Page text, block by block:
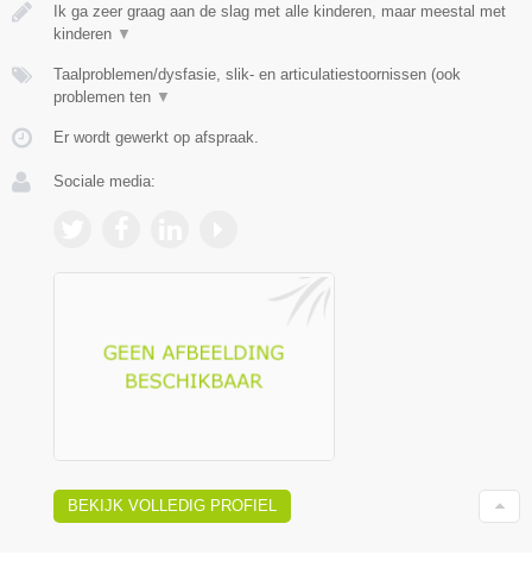
Ik ga zeer graag aan de slag met alle kinderen, maar meestal met
kinderen ▼
Taalproblemen/dysfasie, slik- en articulatiestoornissen (ook
problemen ten ▼
Er wordt gewerkt op afspraak.
Sociale media:
BEKIJK VOLLEDIG PROFIEL